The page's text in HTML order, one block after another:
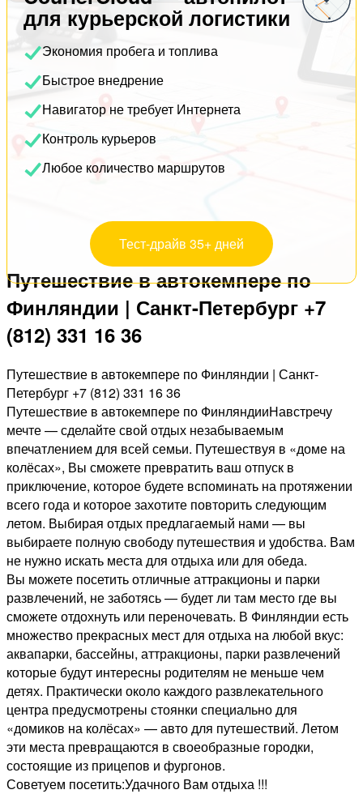
для курьерской логистики
Экономия пробега и топлива
Быстрое внедрение
Навигатор не требует Интернета
Контроль курьеров
Любое количество маршрутов
Тест-драйв 35+ дней
Путешествие в автокемпере по
Финляндии | Санкт-Петербург +7
(812) 331 16 36
Путешествие в автокемпере по Финляндии | Санкт-
Петербург +7 (812) 331 16 36
Путешествие в автокемпере по ФинляндииНавстречу
мечте — сделайте свой отдых незабываемым
впечатлением для всей семьи. Путешествуя в «доме на
колёсах», Вы сможете превратить ваш отпуск в
приключение, которое будете вспоминать на протяжении
всего года и которое захотите повторить следующим
летом. Выбирая отдых предлагаемый нами — вы
выбираете полную свободу путешествия и удобства. Вам
не нужно искать места для отдыха или для обеда.
Вы можете посетить отличные аттракционы и парки
развлечений, не заботясь — будет ли там место где вы
сможете отдохнуть или переночевать. В Финляндии есть
множество прекрасных мест для отдыха на любой вкус:
аквапарки, бассейны, аттракционы, парки развлечений
которые будут интересны родителям не меньше чем
детях. Практически около каждого развлекательного
центра предусмотрены стоянки специально для
«домиков на колёсах» — авто для путешествий. Летом
эти места превращаются в своеобразные городки,
состоящие из прицепов и фургонов.
Советуем посетить:Удачного Вам отдыха !!!